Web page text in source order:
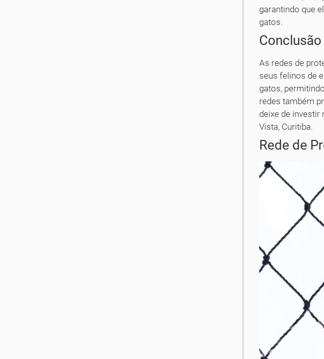
garantindo que
gatos.
Conclusão
As redes de
seus felinos de
gatos,
redes também
deixe de investir
Vista, Curitiba.
Rede de